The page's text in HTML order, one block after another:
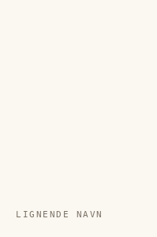
LIGNENDE NAVN